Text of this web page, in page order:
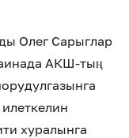
Олег Сарыглар
АКШ-тың
хуралынга